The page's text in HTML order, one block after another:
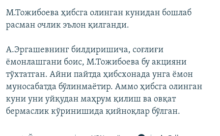
М.Тожибоева ҳибсга олинган кунидан бошлаб
расман очлик эълон қилганди.
А.Эргашевнинг билдиришича, соғлиғи
ёмонлашгани боис, М.Тожибоева бу акцияни
тўхтатган. Айни пайтда ҳибсхонада унга ёмон
муносабатда бўлинмаётир. Аммо ҳибсга олинган
куни уни уйқудан маҳрум қилиш ва овқат
бермаслик кўринишида қийноқлар бўлган.